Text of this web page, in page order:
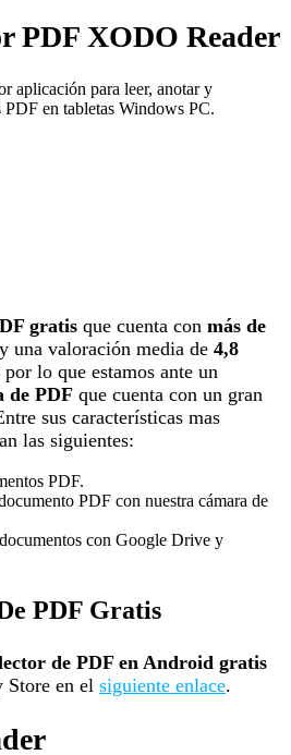
PDF XODO Reader
gratis que cuenta con más de
una valoración media de 4,8
lo que estamos ante un
de PDF que cuenta con un gran
sus características mas
las siguientes:
PDF.
PDF con nuestra cámara de
con Google Drive y
PDF Gratis
de PDF en Android gratis
Store en el siguiente enlace.